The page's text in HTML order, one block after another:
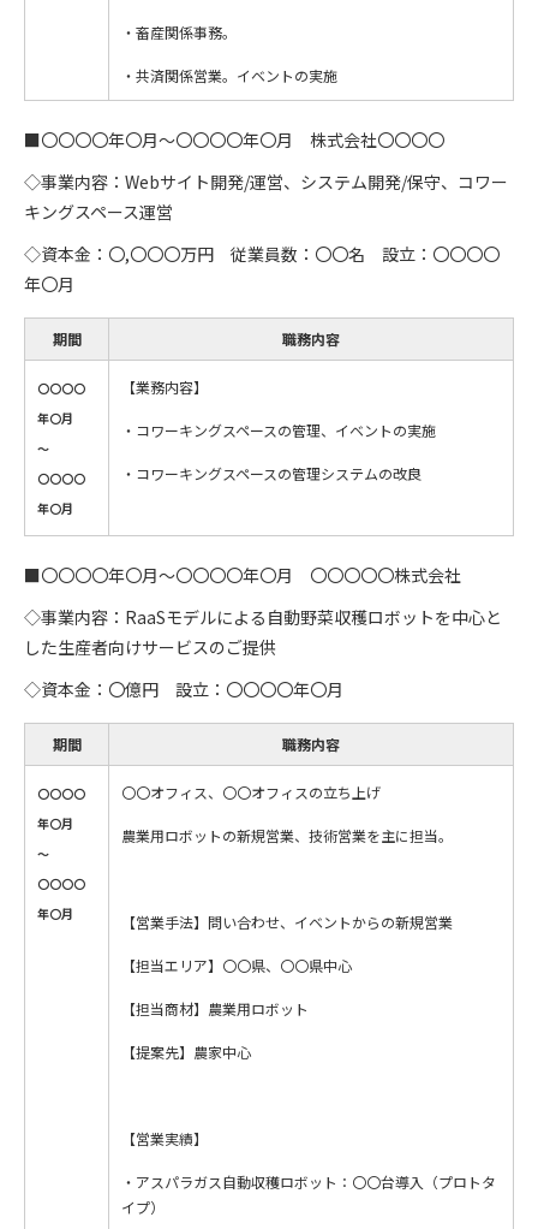
・畜産関係事務。
・共済関係営業。イベントの実施
■〇〇〇〇年〇月～〇〇〇〇年〇月 株式会社〇〇〇〇
◇事業内容：Webサイト開発/運営、システム開発/保守、コワー
キングスペース運営
◇資本金：〇,〇〇〇万円 従業員数：〇〇名 設立：〇〇〇〇
年〇月
期間 職務内容
〇〇〇〇
年〇月
～
〇〇〇〇
年〇月
【業務内容】
・コワーキングスペースの管理、イベントの実施
・コワーキングスペースの管理システムの改良
■〇〇〇〇年〇月～〇〇〇〇年〇月 〇〇〇〇〇株式会社
◇事業内容：RaaSモデルによる自動野菜収穫ロボットを中心と
した生産者向けサービスのご提供
◇資本金：〇億円 設立：〇〇〇〇年〇月
期間 職務内容
〇〇〇〇
年〇月
～
〇〇〇〇
年〇月
〇〇オフィス、〇〇オフィスの立ち上げ
農業用ロボットの新規営業、技術営業を主に担当。
【営業手法】問い合わせ、イベントからの新規営業
【担当エリア】〇〇県、〇〇県中心
【担当商材】農業用ロボット
【提案先】農家中心
【営業実績】
・アスパラガス自動収穫ロボット：〇〇台導入（プロトタ
イプ）